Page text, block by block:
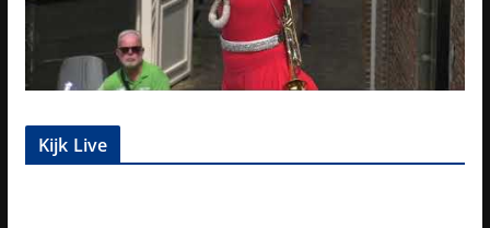
Kijk Live